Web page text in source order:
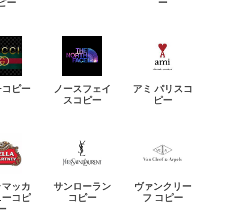
ー
ー
ピー
ノースフェイ
スコピー
アミ パリスコ
ピー
ッカ
コピ
サンローラン
コピー
ヴァンクリー
フ コピー